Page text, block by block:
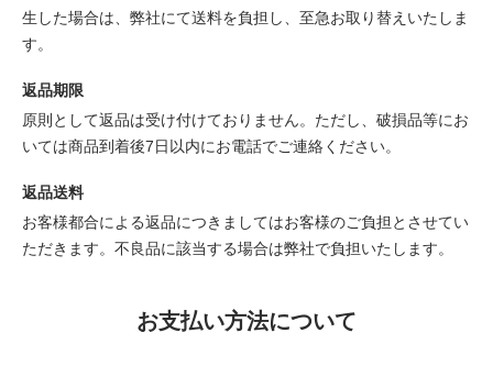
生した場合は、弊社にて送料を負担し、至急お取り替えいたしま
す。
返品期限
原則として返品は受け付けておりません。ただし、破損品等にお
いては商品到着後7日以内にお電話でご連絡ください。
返品送料
お客様都合による返品につきましてはお客様のご負担とさせてい
ただきます。不良品に該当する場合は弊社で負担いたします。
お支払い方法について